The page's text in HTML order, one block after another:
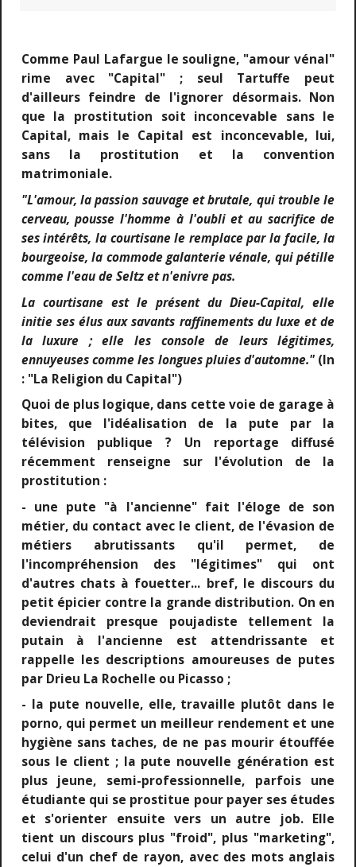
Comme Paul Lafargue le souligne, "amour vénal"
rime avec "Capital" ; seul Tartuffe peut
d'ailleurs feindre de l'ignorer désormais. Non
que la prostitution soit inconcevable sans le
Capital, mais le Capital est inconcevable, lui,
sans la prostitution et la convention
matrimoniale.
"L'amour, la passion sauvage et brutale, qui trouble le
cerveau, pousse l'homme à l'oubli et au sacrifice de
ses intérêts, la courtisane le remplace par la facile, la
bourgeoise, la commode galanterie vénale, qui pétille
comme l'eau de Seltz et n'enivre pas.
La courtisane est le présent du Dieu-Capital, elle
initie ses élus aux savants raffinements du luxe et de
la luxure ; elle les console de leurs légitimes,
ennuyeuses comme les longues pluies d'automne."(In
: "La Religion du Capital")
Quoi de plus logique, dans cette voie de garage à
bites, que l'idéalisation de la pute par la
télévision publique ? Un reportage diffusé
récemment renseigne sur l'évolution de la
prostitution :
- une pute "à l'ancienne" fait l'éloge de son
métier, du contact avec le client, de l'évasion de
métiers abrutissants qu'il permet, de
l'incompréhension des "légitimes" qui ont
d'autres chats à fouetter... bref, le discours du
petit épicier contre la grande distribution. On en
deviendrait presque poujadiste tellement la
putain à l'ancienne est attendrissante et
rappelle les descriptions amoureuses de putes
par Drieu La Rochelle ou Picasso ;
- la pute nouvelle, elle, travaille plutôt dans le
porno, qui permet un meilleur rendement et une
hygiène sans taches, de ne pas mourir étouffée
sous le client ; la pute nouvelle génération est
plus jeune, semi-professionnelle, parfois une
étudiante qui se prostitue pour payer ses études
et s'orienter ensuite vers un autre job. Elle
tient un discours plus "froid", plus "marketing",
celui d'un chef de rayon, avec des mots anglais